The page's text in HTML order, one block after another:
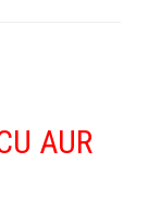
AUR